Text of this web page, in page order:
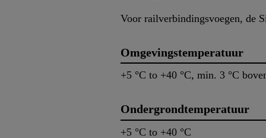
Voor railverbindingsvoegen, de
Omgevingstemperatuur
+5 °C to +40 °C, min. 3 °C
Ondergrondtemperatuur
+5 °C to +40 °C